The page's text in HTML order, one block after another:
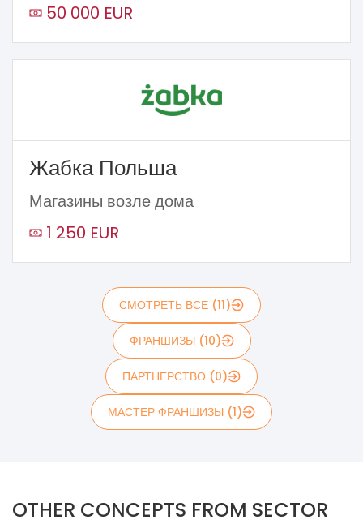
50 000 EUR
Жабка Польша
Магазины возле дома
1 250 EUR
СМОТРЕТЬ ВСЕ (11)
ФРАНШИЗЫ (10)
ПАРТНЕРСТВО (0)
МАСТЕР ФРАНШИЗЫ (1)
OTHER CONCEPTS FROM SECTOR